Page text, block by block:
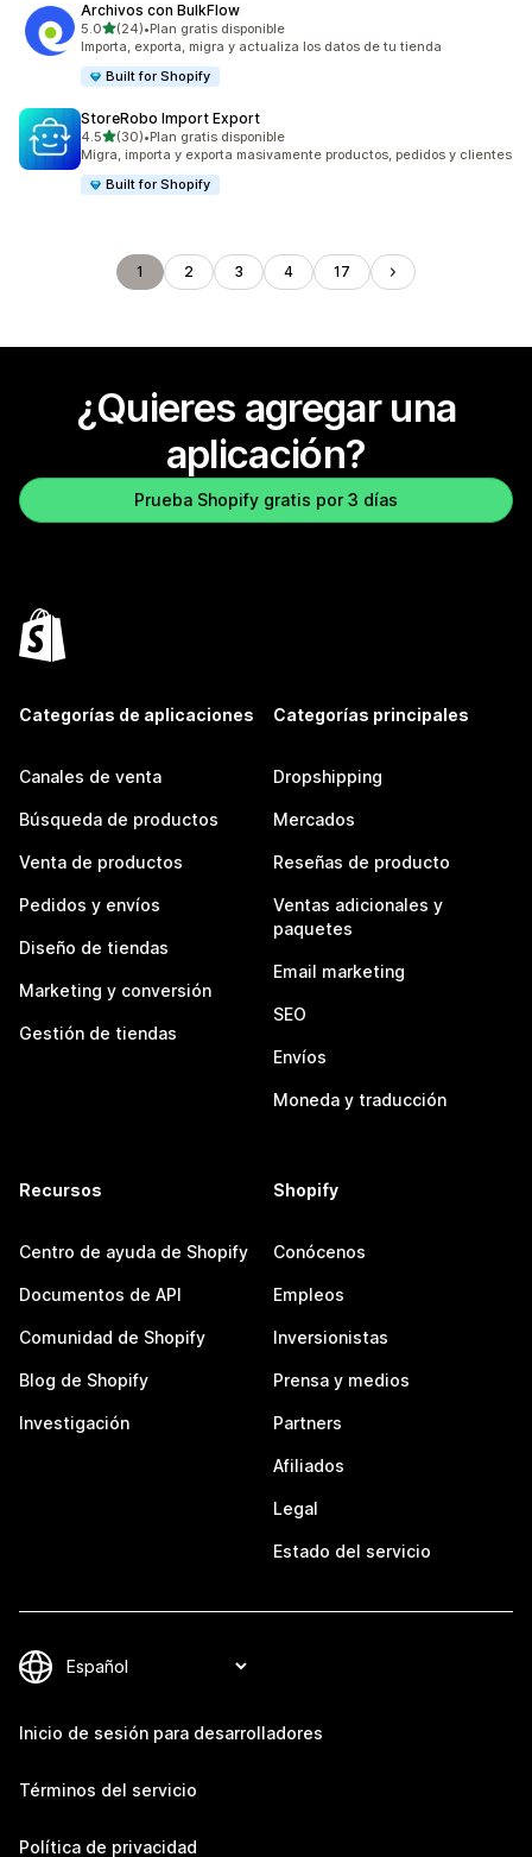
Archivos con BulkFlow
5.0de 5 estrellas
(24)
24 reseñas en total
•Plan gratis disponible
Importa, exporta, migra y actualiza los datos de tu tienda
Built for Shopify
StoreRobo Import Export
4.5de 5 estrellas
(30)
30 reseñas en total
•Plan gratis disponible
Migra, importa y exporta masivamente productos, pedidos y clientes
Built for Shopify
1 2 3 4 17
¿Quieres agregar una
aplicación?
Prueba Shopify gratis por 3 días
Categorías de aplicaciones
Canales de venta
Búsqueda de productos
Venta de productos
Pedidos y envíos
Diseño de tiendas
Marketing y conversión
Gestión de tiendas
Categorías principales
Dropshipping
Mercados
Reseñas de producto
Ventas adicionales y
paquetes
Email marketing
SEO
Envíos
Moneda y traducción
Recursos
Centro de ayuda de Shopify
Documentos de API
Comunidad de Shopify
Blog de Shopify
Investigación
Shopify
Conócenos
Empleos
Inversionistas
Prensa y medios
Partners
Afiliados
Legal
Estado del servicio
Inicio de sesión para desarrolladores
Términos del servicio
Política de privacidad